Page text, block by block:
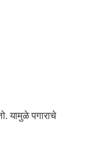
यामुळे पगाराचे